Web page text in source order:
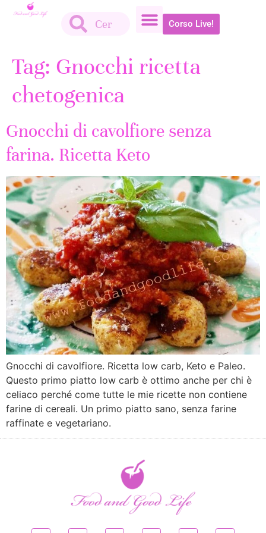
Corso Live!
Tag: Gnocchi ricetta
chetogenica
Gnocchi di cavolfiore senza
farina. Ricetta Keto
Gnocchi di cavolfiore. Ricetta low carb, Keto e Paleo.
Questo primo piatto low carb è ottimo anche per chi è
celiaco perché come tutte le mie ricette non contiene
farine di cereali. Un primo piatto sano, senza farine
raffinate e vegetariano.